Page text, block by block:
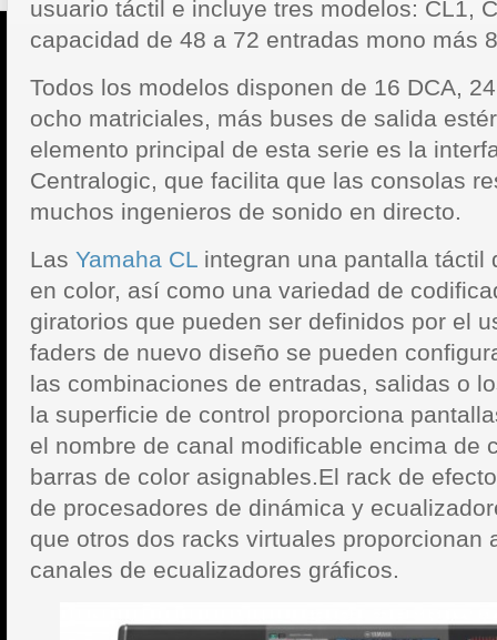
usuario táctil e incluye tres modelos: CL1,
capacidad de 48 a 72 entradas mono más
Todos los modelos disponen de 16 DCA,
ocho matriciales, más buses de salida
elemento principal de esta serie es la
Centralogic, que facilita que las consolas
muchos ingenieros de sonido en directo.
Las Yamaha CL integran una pantalla táctil
en color, así como una variedad de
giratorios que pueden ser definidos por el
faders de nuevo diseño se pueden
las combinaciones de entradas, salidas o
la superficie de control proporciona
el nombre de canal modificable encima de
barras de color asignables.El rack de
de procesadores de dinámica y
que otros dos racks virtuales proporcionan
canales de ecualizadores gráficos.